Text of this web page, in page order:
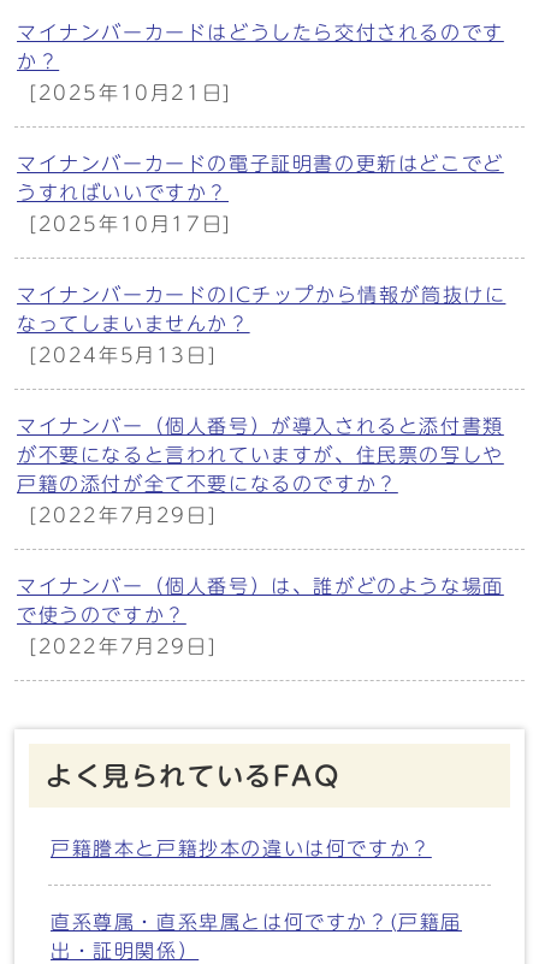
マイナンバーカードはどうしたら交付されるのです
か？
[2025年10月21日]
マイナンバーカードの電子証明書の更新はどこでど
うすればいいですか？
[2025年10月17日]
マイナンバーカードのICチップから情報が筒抜けに
なってしまいませんか？
[2024年5月13日]
マイナンバー（個人番号）が導入されると添付書類
が不要になると言われていますが、住民票の写しや
戸籍の添付が全て不要になるのですか？
[2022年7月29日]
マイナンバー（個人番号）は、誰がどのような場面
で使うのですか？
[2022年7月29日]
よく見られているFAQ
戸籍謄本と戸籍抄本の違いは何ですか？
直系尊属・直系卑属とは何ですか？(戸籍届
出・証明関係）